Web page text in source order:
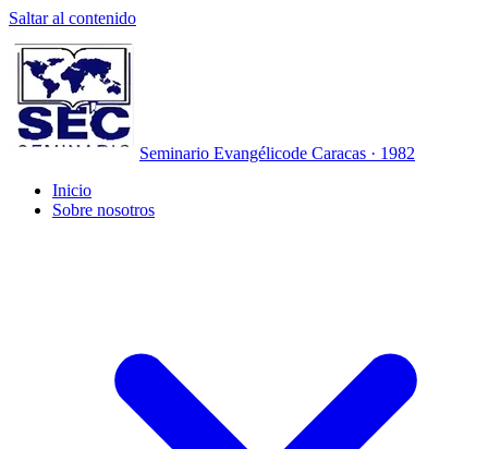
Saltar al contenido
Seminario Evangélicode Caracas · 1982
Inicio
Sobre nosotros